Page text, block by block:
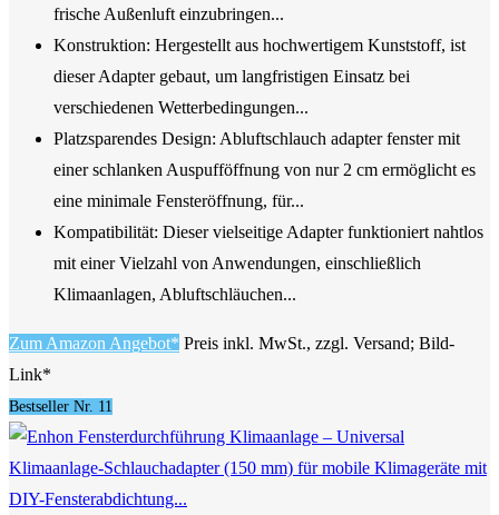
frische Außenluft einzubringen...
Konstruktion: Hergestellt aus hochwertigem Kunststoff, ist
dieser Adapter gebaut, um langfristigen Einsatz bei
verschiedenen Wetterbedingungen...
Platzsparendes Design: Abluftschlauch adapter fenster mit
einer schlanken Auspufföffnung von nur 2 cm ermöglicht es
eine minimale Fensteröffnung, für...
Kompatibilität: Dieser vielseitige Adapter funktioniert nahtlos
mit einer Vielzahl von Anwendungen, einschließlich
Klimaanlagen, Abluftschläuchen...
Zum Amazon Angebot* Preis inkl. MwSt., zzgl. Versand; Bild-
Link*
Bestseller Nr. 11